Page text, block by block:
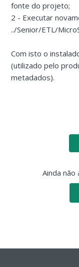
fonte do projeto;
2 - Executar
../Senior/ETL/
Com isto o
(utilizado pelo
metadados).
Ainda não